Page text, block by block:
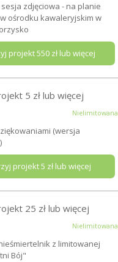
zdjęciowa - na planie
ośrodku kawaleryjskim w
projekt550zł lub więcej
5 zł lub więcej
Nielimitowana
(wersja
projekt5 zł lub więcej
25 zł lub więcej
Nielimitowana
z limitowanej
Bój"